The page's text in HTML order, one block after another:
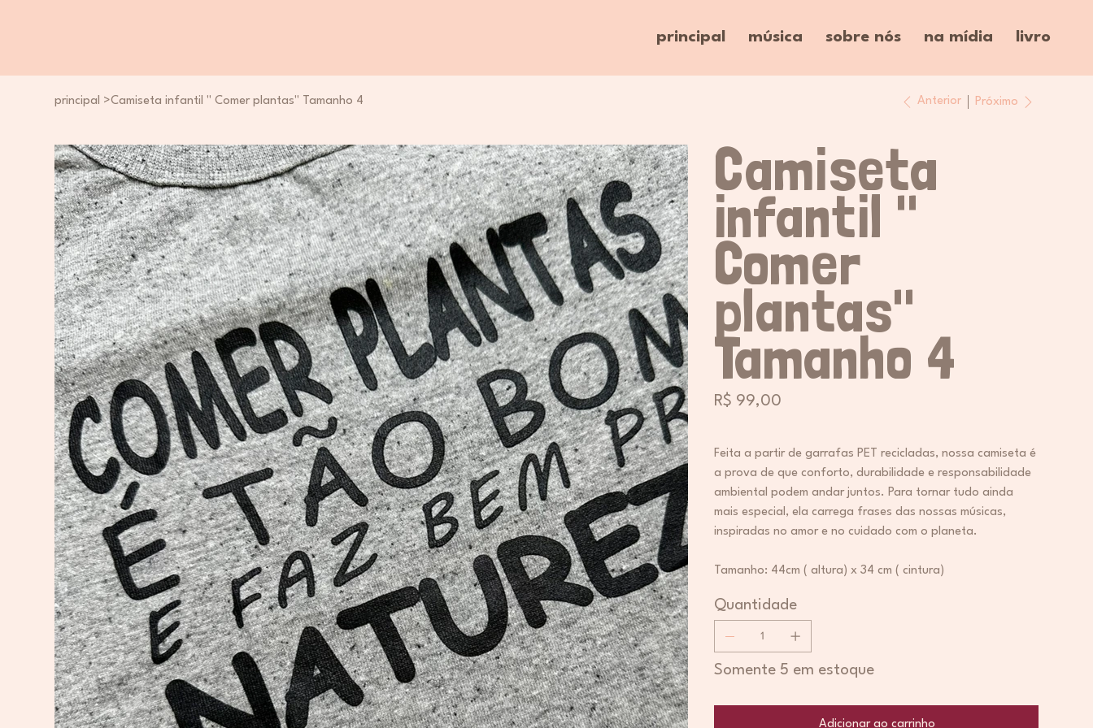
principal música sobre nós na mídia livro
principal >Camiseta infantil " Comer plantas" Tamanho 4 Anterior Próximo
Camiseta
infantil "
Comer
plantas"
Tamanho 4
Preço
R$ 99,00
Feita a partir de garrafas PET recicladas, nossa camiseta é
a prova de que conforto, durabilidade e responsabilidade
ambiental podem andar juntos. Para tornar tudo ainda
mais especial, ela carrega frases das nossas músicas,
inspiradas no amor e no cuidado com o planeta.
Tamanho: 44cm ( altura) x 34 cm ( cintura)
Quantidade
Somente 5 em estoque
Adicionar ao carrinho